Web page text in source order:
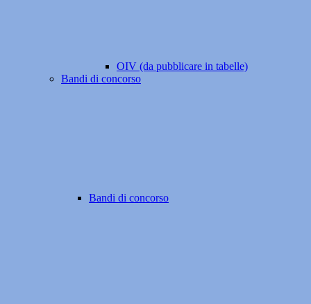
OIV (da pubblicare in tabelle)
Bandi di concorso
Bandi di concorso